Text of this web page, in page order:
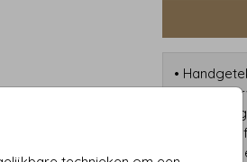
•
• 90 jaar
•
•
•